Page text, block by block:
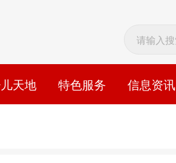
天地 特色服务 信息资讯